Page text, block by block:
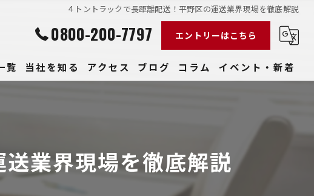
４トントラックで長距離配送！平野区の運送業界現場を徹底解説
0800-200-7797 エントリーはこちら
覧 当社を知る
高収入
アクセス ブログ コラム イベント・新着
業界現場を徹底解説